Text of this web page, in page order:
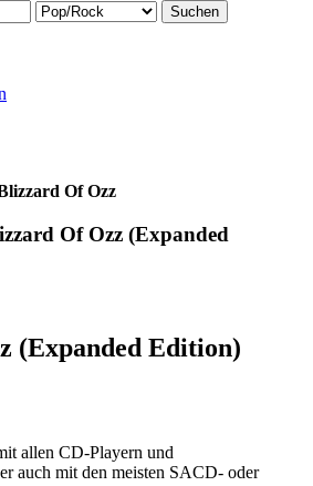
Suchen
Of Ozz
Of Ozz (Expanded
(Expanded Edition)
allen CD-Playern und
auch mit den meisten SACD- oder